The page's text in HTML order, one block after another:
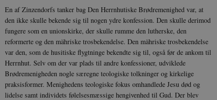
En af Zinzendorfs tanker bag Den Herrnhutiske Brødremenighed var, at
den ikke skulle bekende sig til nogen ydre konfession. Den skulle derimod
fungere som en unionskirke, der skulle rumme den lutherske, den
reformerte og den mähriske trosbekendelse. Den mähriske trosbekendelse
var den, som de husitiske flygtninge bekendte sig til, også før de ankom til
Herrnhut. Selv om der var plads til andre konfessioner, udviklede
Brødremenigheden nogle særegne teologiske tolkninger og kirkelige
praksisformer. Menighedens teologiske fokus omhandlede Jesu død og
lidelse samt individets følelsesmæssige hengivenhed til Gud. Der blev